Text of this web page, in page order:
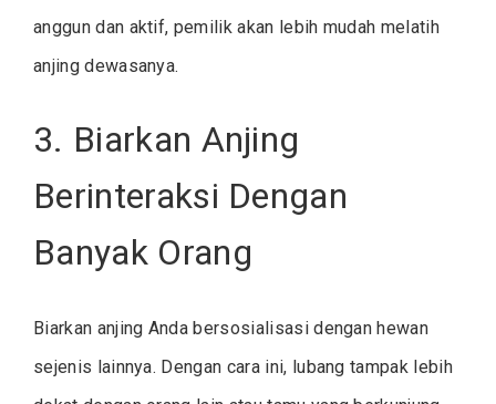
anggun dan aktif, pemilik akan lebih mudah melatih
anjing dewasanya.
3. Biarkan Anjing
Berinteraksi Dengan
Banyak Orang
Biarkan anjing Anda bersosialisasi dengan hewan
sejenis lainnya. Dengan cara ini, lubang tampak lebih